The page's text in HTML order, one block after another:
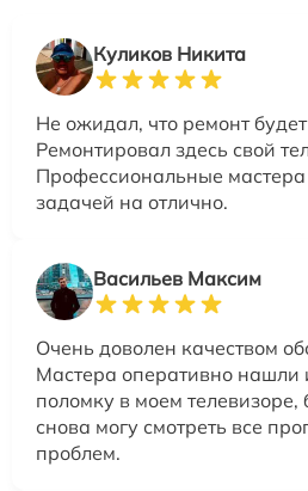
Куликов Никита
Не ожидал, что ремонт
Ремонтировал здесь свой
Профессиональные мастера
задачей на отлично.
Васильев Максим
Очень доволен качеством
Мастера оперативно нашли
поломку в моем телевизоре,
снова могу смотреть все
проблем.